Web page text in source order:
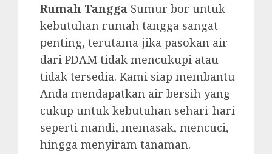
Rumah Tangga Sumur bor untuk
kebutuhan rumah tangga sangat
penting, terutama jika pasokan air
dari PDAM tidak mencukupi atau
tidak tersedia. Kami siap membantu
Anda mendapatkan air bersih yang
cukup untuk kebutuhan sehari-hari
seperti mandi, memasak, mencuci,
hingga menyiram tanaman.